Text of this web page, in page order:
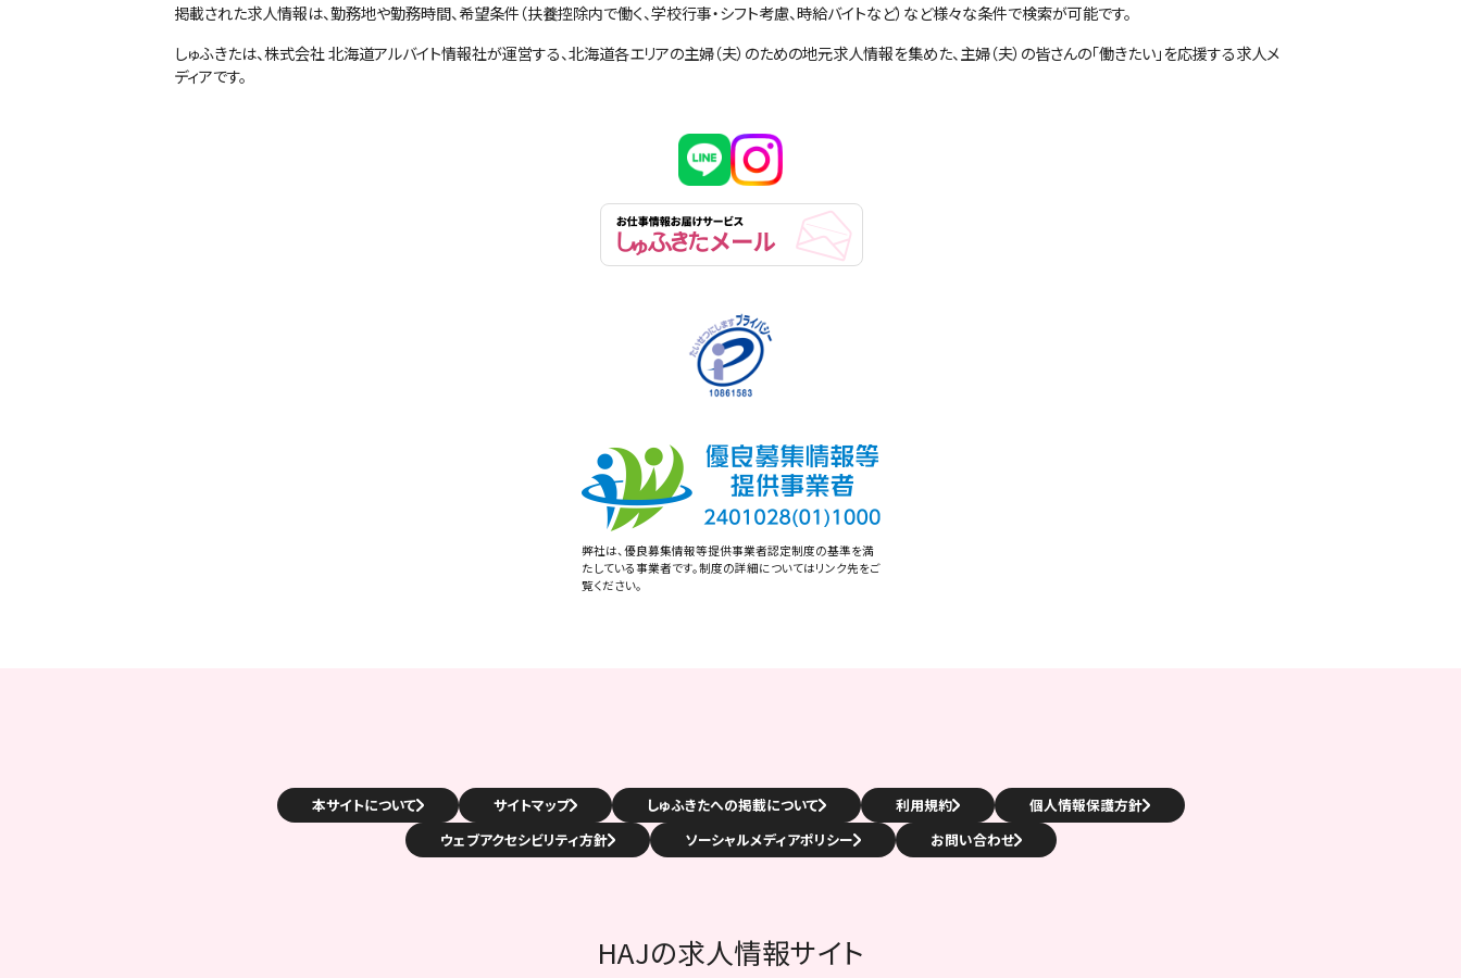
掲載された求人情報は、勤務地や勤務時間、希望条件（扶養控除内で働く、学校行事・シフト考慮、時給バイトなど）など様々な条件で検索が可能です。
しゅふきたは、株式会社 北海道アルバイト情報社が運営する、北海道各エリアの主婦（夫）のための地元求人情報を集めた、主婦（夫）の皆さんの「働きたい」を応援する求人メ
ディアです。
弊社は、優良募集情報等提供事業者認定制度の基準を満
たしている事業者です。制度の詳細についてはリンク先をご
覧ください。
本サイトについて サイトマップ しゅふきたへの掲載について 利用規約
個人情報保護方針
ウェブアクセシビリティ方針
ソーシャルメディアポリシー お問い合わせ
HAJの求人情報サイト